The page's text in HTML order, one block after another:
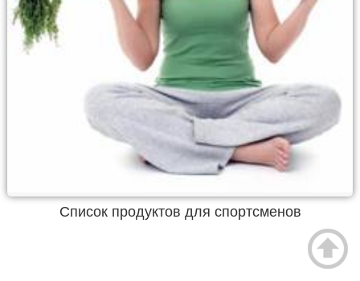
Список продуктов для спортсменов